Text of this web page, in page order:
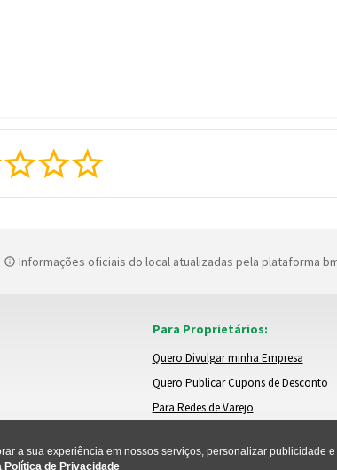
Informações oficiais do local atualizadas pela plataforma
Para Proprietários:
Quero Divulgar minha Empresa
Quero Publicar Cupons de Desconto
Para Redes de Varejo
a sua experiência em nossos serviços, personalizar publicidade
Política de Privacidade